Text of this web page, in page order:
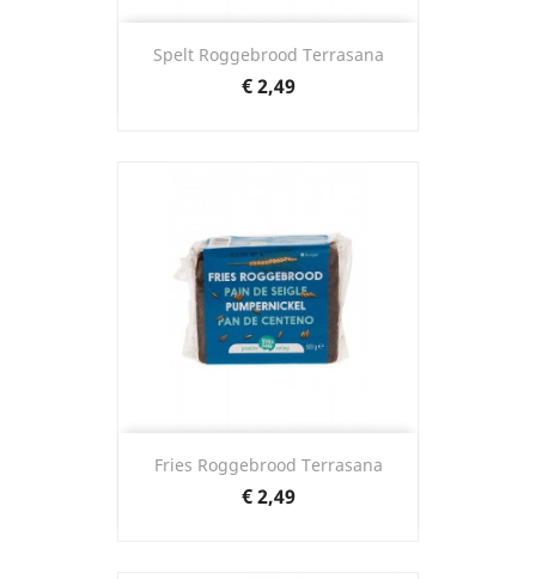
Spelt Roggebrood Terrasana
Prijs
€ 2,49
Fries Roggebrood Terrasana
Prijs
€ 2,49